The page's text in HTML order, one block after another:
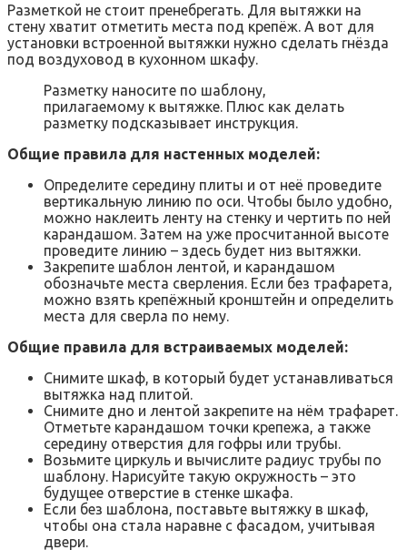
Разметкой не стоит пренебрегать. Для вытяжки на
стену хватит отметить места под крепёж. А вот для
установки встроенной вытяжки нужно сделать гнёзда
под воздуховод в кухонном шкафу.
Разметку наносите по шаблону,
прилагаемому к вытяжке. Плюс как делать
разметку подсказывает инструкция.
Общие правила для настенных моделей:
Определите середину плиты и от неё проведите
вертикальную линию по оси. Чтобы было удобно,
можно наклеить ленту на стенку и чертить по ней
карандашом. Затем на уже просчитанной высоте
проведите линию – здесь будет низ вытяжки.
Закрепите шаблон лентой, и карандашом
обозначьте места сверления. Если без трафарета,
можно взять крепёжный кронштейн и определить
места для сверла по нему.
Общие правила для встраиваемых моделей:
Снимите шкаф, в который будет устанавливаться
вытяжка над плитой.
Снимите дно и лентой закрепите на нём трафарет.
Отметьте карандашом точки крепежа, а также
середину отверстия для гофры или трубы.
Возьмите циркуль и вычислите радиус трубы по
шаблону. Нарисуйте такую окружность – это
будущее отверстие в стенке шкафа.
Если без шаблона, поставьте вытяжку в шкаф,
чтобы она стала наравне с фасадом, учитывая
двери.